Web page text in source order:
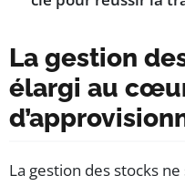
La gestion
élargi au
La gestion des stocks